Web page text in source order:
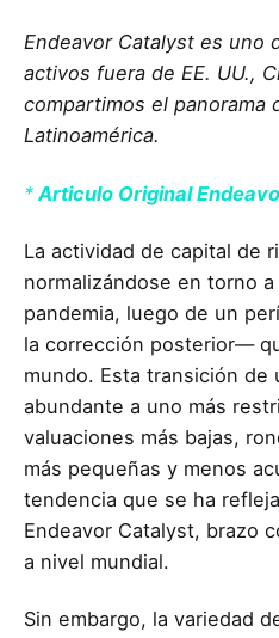
Endeavor Catalyst es uno
activos fuera de EE. UU.,
compartimos el panorama
Latinoamérica.
* Articulo Original
La actividad de capital de
normalizándose en torno
pandemia, luego de un
la corrección posterior—
mundo. Esta transición de
abundante a uno más
valuaciones más bajas,
más pequeñas y menos
tendencia que se ha
Endeavor Catalyst, brazo
a nivel mundial.
Sin embargo, la variedad